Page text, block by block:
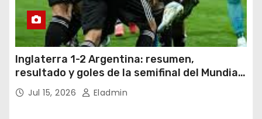
Inglaterra 1-2 Argentina: resumen,
resultado y goles de la semifinal del Mundial
2026Jul 15, 2026 Eladmin